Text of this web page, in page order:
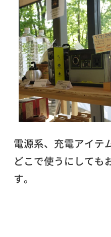
電源系、充電アイテ
どこで使うにしても
す。